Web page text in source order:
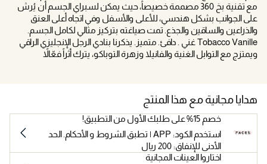
مع تقنية بخ 360 مصممة خصيصاً، حيث يمكن لسبراي الجسم أن يُرش
على الجوانب بشكل هندسي، للأعلى والأسفل وفي اتجاه أعلى العنق
والذراعين والساقين والجذع. تمت صياغته بتركيز مثالي لكامل الجسم.
Tobacco Vanille غني . دافئ. متميز. يذكرنا بنادي الرجل الإنجليزي الراقي
ويمتزج مع التوابل الغنية والفانيلا وزهرة التوباكو، يترك أثراً فعّالاً
هدايا مجانية مع هذا المنتج
خصم 15% على طلبك الأول من التطبيق!
استخدم الكود: APP | تطبق الشروط و الأحكام. الحد
الأدنى للإنفاق: 200 ريال
اختاروا العينات المجانية